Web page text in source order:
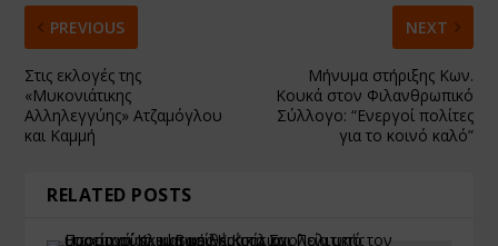
PREVIOUS
Στις εκλογές της
«Μυκονιάτικης
Αλληλεγγύης» Ατζαμόγλου
και Καμμή
NEXT
Μήνυμα στήριξης Κων.
Κουκά στον Φιλανθρωπικό
Σύλλογο: “Ενεργοί πολίτες
για το κοινό καλό”
RELATED POSTS